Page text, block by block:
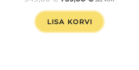
LISA KORVI